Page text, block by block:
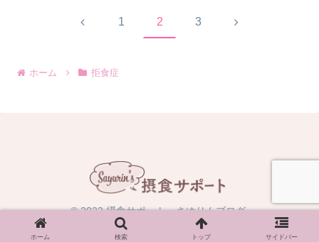
前 1 2 3 次
ホーム 拒食症
© 2022 摂食サポート さゆりんブログ.
ホーム 検索 トップ サイドバー